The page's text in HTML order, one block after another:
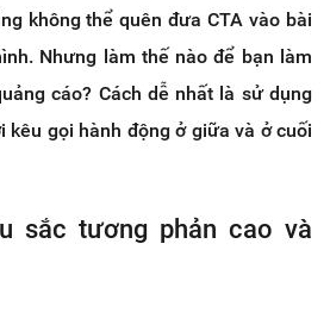
không thể quên đưa CTA vào bài
Nhưng làm thế nào để bạn làm
cáo? Cách dễ nhất là sử dụng
kêu gọi hành động ở giữa và ở cuối
sắc tương phản cao và